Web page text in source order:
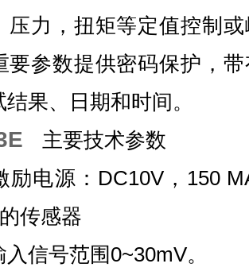
压力，扭矩等定值控制
要参数提供密码保护，
果、日期和时间。
主要技术参数
励电源：DC10V，150
传感器
信号范围0~30mV。